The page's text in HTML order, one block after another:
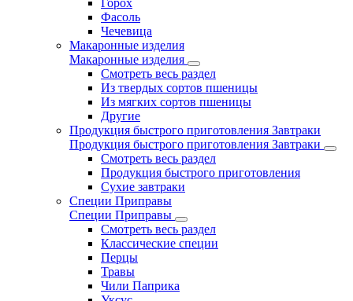
Горох
Фасоль
Чечевица
Макаронные изделия
Макаронные изделия
Смотреть весь раздел
Из твердых сортов пшеницы
Из мягких сортов пшеницы
Другие
Продукция быстрого приготовления Завтраки
Продукция быстрого приготовления Завтраки
Смотреть весь раздел
Продукция быстрого приготовления
Сухие завтраки
Специи Приправы
Специи Приправы
Смотреть весь раздел
Классические специи
Перцы
Травы
Чили Паприка